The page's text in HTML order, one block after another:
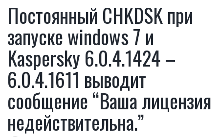
Постоянный CHKDSK при
запуске windows 7 и
Kaspersky 6.0.4.1424 –
6.0.4.1611 выводит
сообщение “Ваша лицензия
недействительна.”